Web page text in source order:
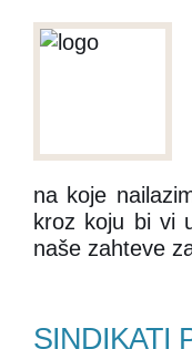
na koje
kroz koju bi vi
naše zahteve
SINDIKATI